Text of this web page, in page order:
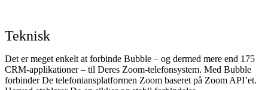
Teknisk
Det er meget enkelt at forbinde Bubble – og dermed mere end 175
CRM-applikationer – til Deres Zoom-telefonsystem. Med Bubble
forbinder De telefoniansplatformen Zoom baseret på Zoom API’et.